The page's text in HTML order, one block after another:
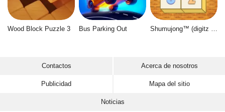
Wood Block Puzzle 3 Bus Parking Out
Contactos Acerca de nosotros
Publicidad Mapa del sitio
Noticias